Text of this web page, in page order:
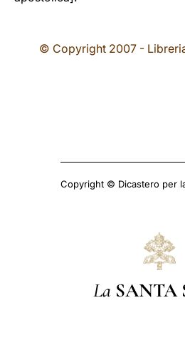
© Copyright 2007 -
Copyright © Dicastero per
La SANTA